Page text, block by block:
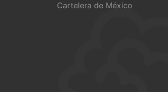
Cartelera de México